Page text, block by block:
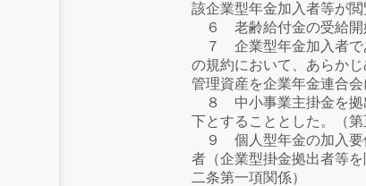
該企業型年金加入者等が
６ 老齢給付金の受給開
７ 企業型年金加入者で
の規約において、あらか
管理資産を企業年金連合
８ 中小事業主掛金を拠
下とすることとした。（
９ 個人型年金の加入要
者（企業型掛金拠出者等
二条第一項関係）